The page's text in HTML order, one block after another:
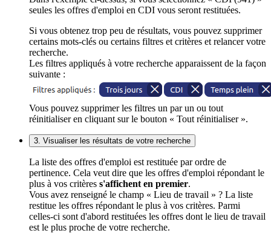
seules les offres d'emploi en CDI vous seront restituées.
Si vous obtenez trop peu de résultats, vous pouvez supprimer
certains mots-clés ou certains filtres et critères et relancer votre
recherche.
Les filtres appliqués à votre recherche apparaissent de la façon
suivante :
Vous pouvez supprimer les filtres un par un ou tout
réinitialiser en cliquant sur le bouton « Tout réinitialiser ».
3. Visualiser les résultats de votre recherche
La liste des offres d'emploi est restituée par ordre de
pertinence. Cela veut dire que les offres d'emploi répondant le
plus à vos critères s'affichent en premier.
Vous avez renseigné le champ « Lieu de travail » ? La liste
restitue les offres répondant le plus à vos critères. Parmi
celles-ci sont d'abord restituées les offres dont le lieu de travail
est le plus proche de votre recherche.